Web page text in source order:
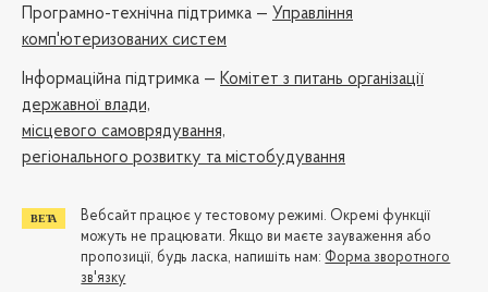
Програмно-технічна підтримка — Управління
комп'ютеризованих систем
Iнформаційна підтримка — Комітет з питань організації
державної влади,
місцевого самоврядування,
регіонального розвитку та містобудування
Вебсайт працює у тестовому режимі. Окремі функції
можуть не працювати. Якщо ви маєте зауваження або
пропозиції, будь ласка, напишіть нам: Форма зворотного
зв'язку